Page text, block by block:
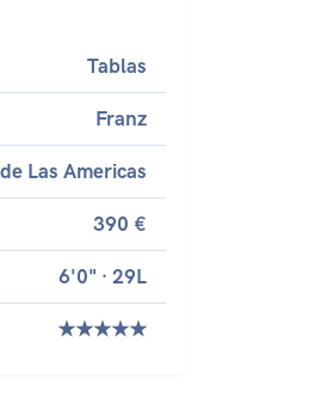
Tablas
Franz
Las Americas
390 €
6'0" · 29L
★★★★★